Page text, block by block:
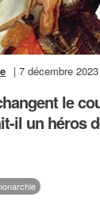
| 7 décembre 2023
le
il un héros